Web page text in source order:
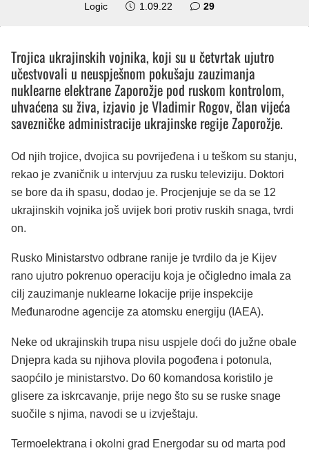
Logic 1.09.22 29komentara
Trojica ukrajinskih vojnika, koji su u četvrtak ujutro
učestvovali u neuspješnom pokušaju zauzimanja
nuklearne elektrane Zaporožje pod ruskom kontrolom,
uhvaćena su živa, izjavio je Vladimir Rogov, član vijeća
savezničke administracije ukrajinske regije Zaporožje.
Od njih trojice, dvojica su povrijeđena i u teškom su stanju,
rekao je zvaničnik u intervjuu za rusku televiziju. Doktori
se bore da ih spasu, dodao je. Procjenjuje se da se 12
ukrajinskih vojnika još uvijek bori protiv ruskih snaga, tvrdi
on.
Rusko Ministarstvo odbrane ranije je tvrdilo da je Kijev
rano ujutro pokrenuo operaciju koja je očigledno imala za
cilj zauzimanje nuklearne lokacije prije inspekcije
Međunarodne agencije za atomsku energiju (IAEA).
Neke od ukrajinskih trupa nisu uspjele doći do južne obale
Dnjepra kada su njihova plovila pogođena i potonula,
saopćilo je ministarstvo. Do 60 komandosa koristilo je
glisere za iskrcavanje, prije nego što su se ruske snage
suočile s njima, navodi se u izvještaju.
Termoelektrana i okolni grad Energodar su od marta pod